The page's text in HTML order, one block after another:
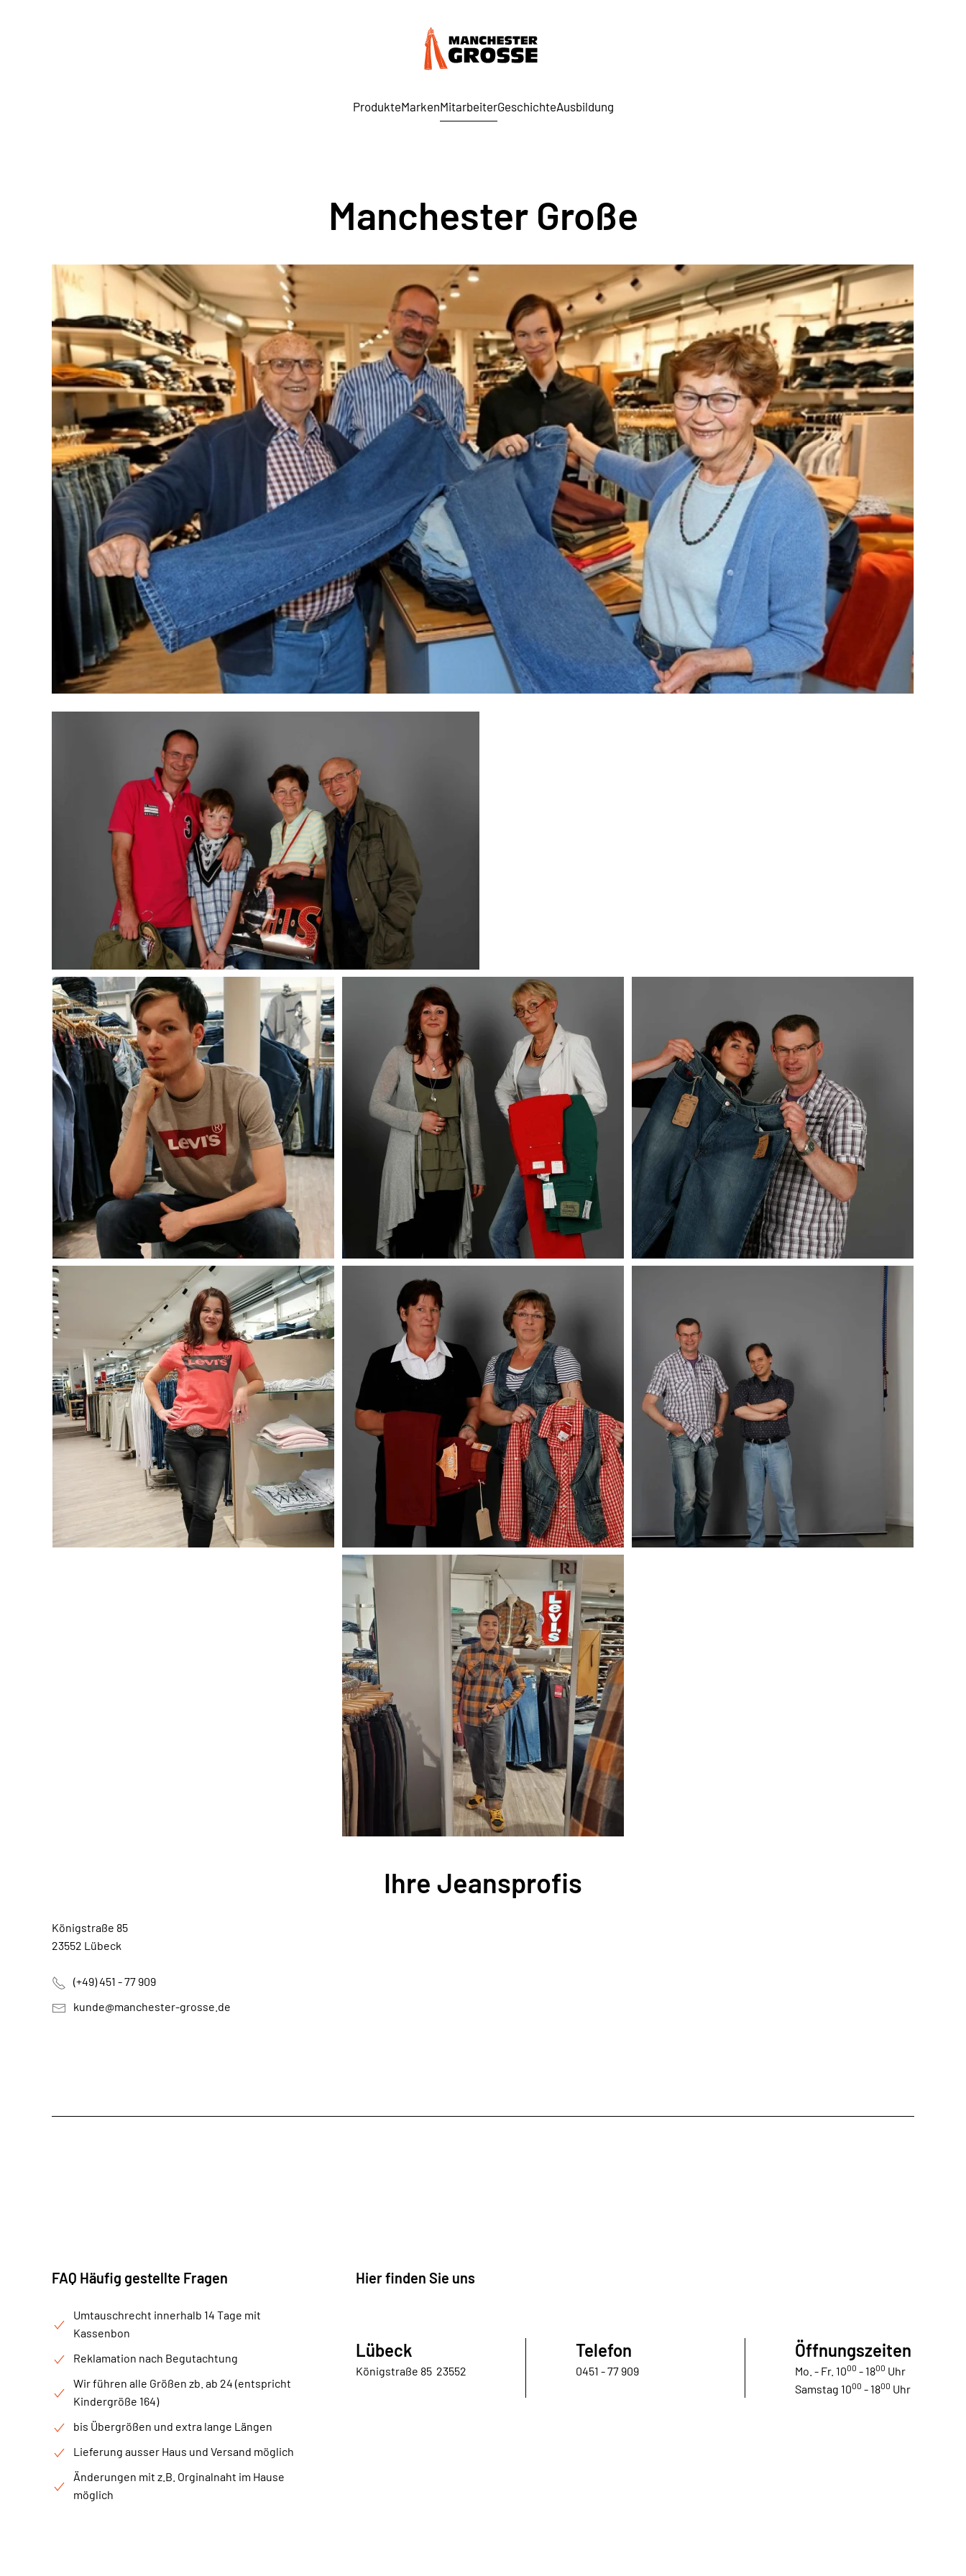
ProdukteMarkenMitarbeiterGeschichteAusbildung
Manchester Große
Justice Schmüth
Ihre Jeansprofis
Königstraße 85
23552 Lübeck
(+49) 451 - 77 909
kunde@manchester-grosse.de
FAQ Häufig gestellte Fragen
Umtauschrecht innerhalb 14 Tage mit
Kassenbon
Reklamation nach Begutachtung
Wir führen alle Größen zb. ab 24 (entspricht
Kindergröße 164)
bis Übergrößen und extra lange Längen
Lieferung ausser Haus und Versand möglich
Änderungen mit z.B. Orginalnaht im Hause
möglich
Hier finden Sie uns
Lübeck
Königstraße 85 23552
Telefon
0451 - 77 909
Öffnungszeiten
Mo. - Fr. 1000 - 1800 Uhr
Samstag 1000 - 1800 Uhr